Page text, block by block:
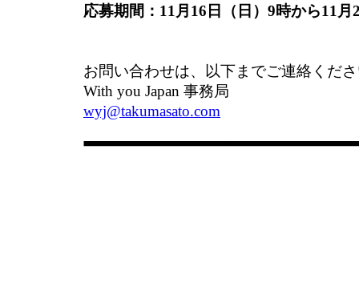
応募期間：11月16日（日）9時から11月
お問い合わせは、以下までご連絡くだ
With you Japan 事務局
wyj@takumasato.com